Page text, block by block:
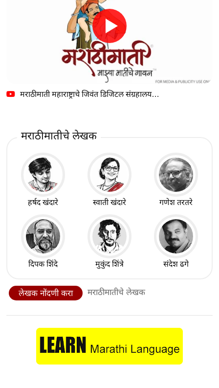
मराठीमाती महाराष्ट्राचे जिवंत डिजिटल संग्रहालय…
मराठीमातीचे लेखक
हर्षद खंदारे स्वाती खंदारे गणेश तरतरे
दिपक शिंदे मुकुंद शिंत्रे संदेश ढगे
लेखक नोंदणी करा मराठीमातीचे लेखक